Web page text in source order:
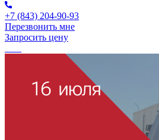
+7 (843) 204-90-93
Перезвонить мне
Запросить цену